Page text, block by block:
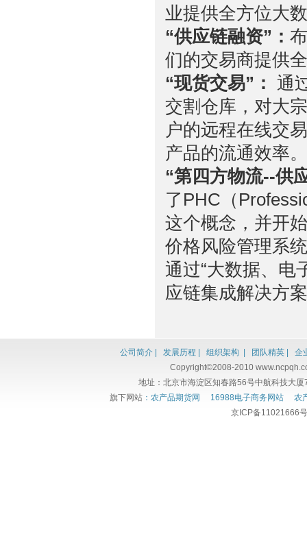
业提供全方位大
“供应链融资”：
们的交易商提供
“现货交易”：
通
交割仓库，对大
户的远程在线交
产品的流通效率。
“第四方物流--供
了PHC（
这个概念，并开
价格风险管理系
通过“大数据、电
应链集成解决方